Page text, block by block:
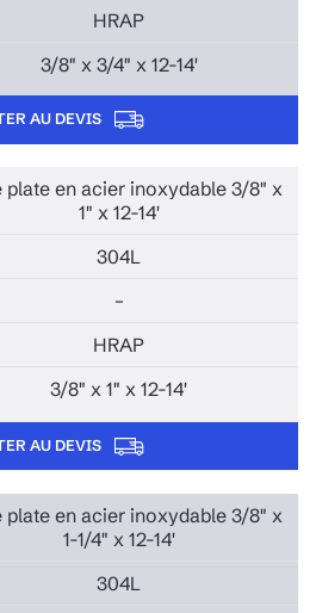
HRAP
3/8" x 3/4" x 12-14'
AU DEVIS
plate en acier inoxydable 3/8" x
1" x 12-14'
304L
–
HRAP
3/8" x 1" x 12-14'
AU DEVIS
plate en acier inoxydable 3/8" x
1-1/4" x 12-14'
304L